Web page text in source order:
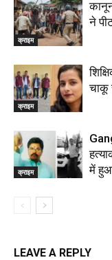
क्राइम
ने
क्राइम
चाकू
क्राइम
में
LEAVE A REPLY